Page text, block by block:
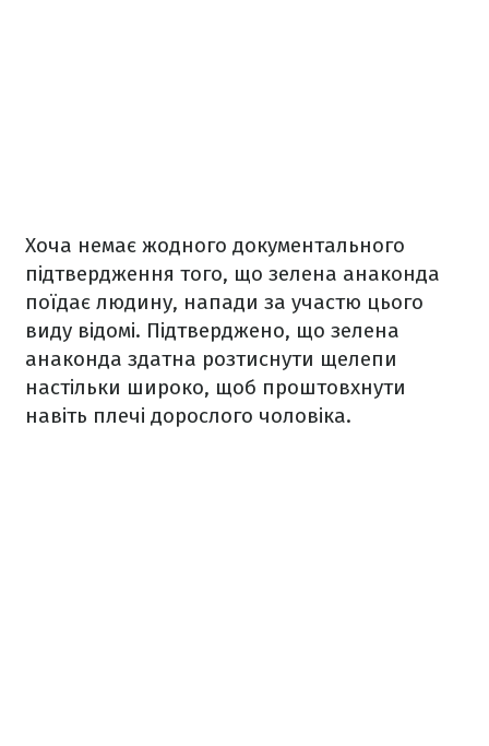
Хоча немає жодного документального
підтвердження того, що зелена анаконда
поїдає людину, напади за участю цього
виду відомі. Підтверджено, що зелена
анаконда здатна розтиснути щелепи
настільки широко, щоб проштовхнути
навіть плечі дорослого чоловіка.